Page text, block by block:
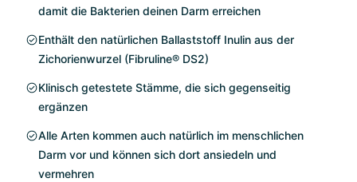
damit die Bakterien deinen Darm erreichen
Enthält den natürlichen Ballaststoff Inulin aus der
Zichorienwurzel (Fibruline® DS2)
Klinisch getestete Stämme, die sich gegenseitig
ergänzen
Alle Arten kommen auch natürlich im menschlichen
Darm vor und können sich dort ansiedeln und
vermehren